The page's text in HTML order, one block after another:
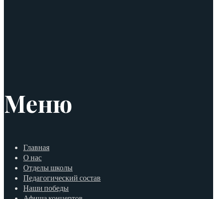
Меню
Главная
О нас
Отделы школы
Педагогический состав
Наши победы